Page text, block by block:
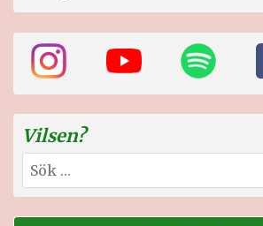
Vilsen?
Sök
efter: